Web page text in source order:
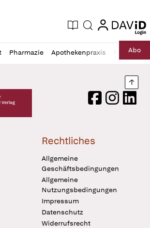
Zeitung
Aktuelle Ausgabe
Suche login
login
Pharmazie Apothekenpraxis RechtAbo
Verlag Logo
FacebookInstagram
Rechtliches
Allgemeine
Geschäftsbedingungen
Allgemeine
Nutzungsbedingungen
Impressum
Datenschutz
Widerrufsrecht